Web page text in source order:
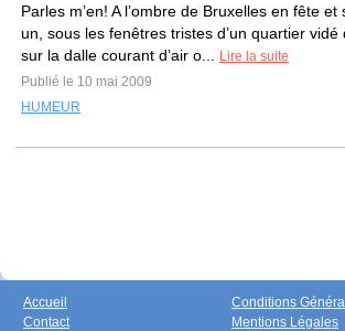
Parles m’en! A l’ombre de Bruxelles en fête
un, sous les fenêtres tristes d’un quartier vidé
sur la dalle courant d’air o...
Lire la suite
Publié le 10 mai 2009
HUMEUR
Accueil
Contact
Conditions
Mentions Légales